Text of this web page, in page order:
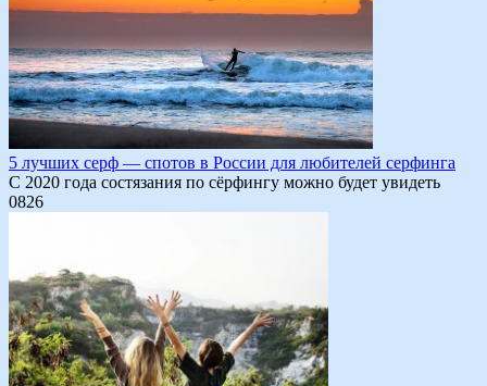
5 лучших серф — спотов в России для любителей серфинга
С 2020 года состязания по сёрфингу можно будет увидеть
0826